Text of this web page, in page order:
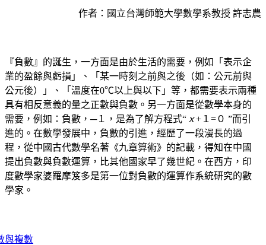
作者：國立台灣師範大學數學系教授 許志農
『負數』的誕生，一方面是由於生活的需要，例如「表示企
業的盈餘與虧損」、「某一時刻之前與之後（如：公元前與
公元後）」、「溫度在0℃以上與以下」等，都需要表示兩種
具有相反意義的量之正數與負數。另一方面是從數學本身的
需要，例如：負數，─１，是為了解方程式“ ｘ+１=０ ”而引
進的。在數學發展中，負數的引進，經歷了一段漫長的過
程，從中國古代數學名著《九章算術》的記載，得知在中國
提出負數與負數運算，比其他國家早了幾世紀。在西方，印
度數學家婆羅摩笈多是第一位對負數的運算作系統研究的數
學家。
與複數